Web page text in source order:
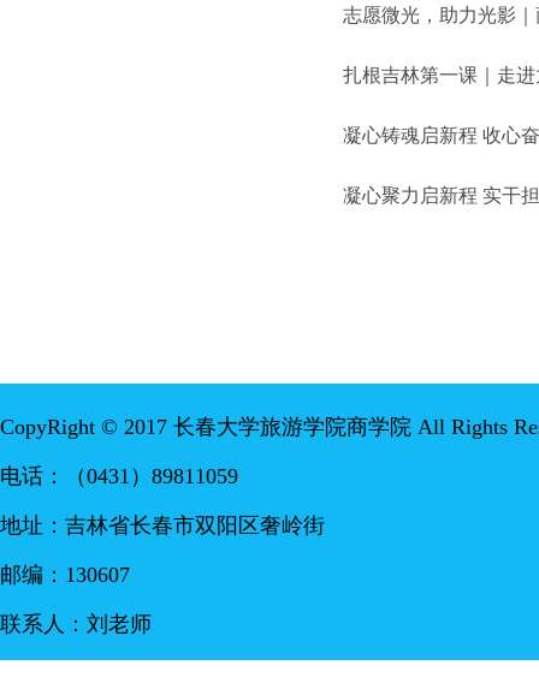
志愿微光，助力光影
扎根吉林第一课｜走
凝心铸魂启新程 收心
凝心聚力启新程 实干
CopyRight © 2017 长春大学旅游学院商学院 All Rights
电话：（0431）89811059
地址：吉林省长春市双阳区奢岭街
邮编：130607
联系人：刘老师